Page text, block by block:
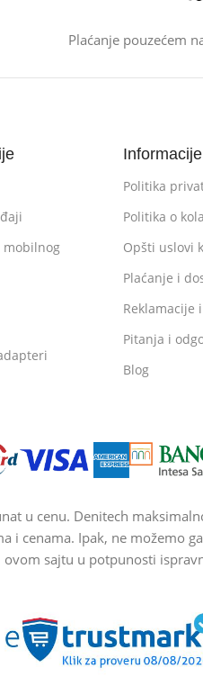
Plaćanje pouzećem
mobilnog
Informacije
Politika
Politika o
Opšti uslovi
Plaćanje i
Reklamacije
Pitanja i
Blog
u cenu. Denitech
i cenama. Ipak, ne možemo
ovom sajtu u potpunosti